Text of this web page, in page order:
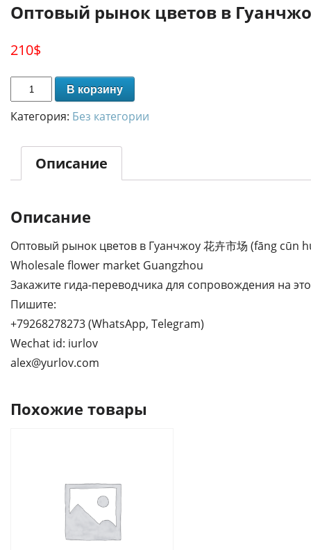
Оптовый рынок цветов в
210$
В корзину
Категория: Без категории
Описание
Описание
Оптовый рынок цветов в Гуанчжоу 花卉市场 (fāng cūn
Wholesale flower market Guangzhou
Закажите гида-переводчика для сопровождения на
Пишите:
+79268278273 (WhatsApp, Telegram)
Wechat id: iurlov
alex@yurlov.com
Похожие товары